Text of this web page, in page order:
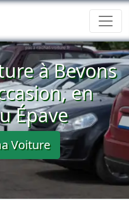
à Bevons
en
Épave
Voiture